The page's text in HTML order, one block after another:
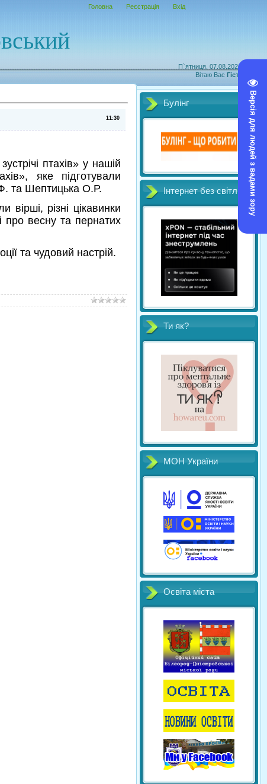
Версія для людей з вадами зору
П`ятниця, 07.08.2026, 01:44
Вітаю Вас Гість
Головна Реєстрація Вхід
11:30
птахів» у нашій
яке підготували
та Шептицька О.Р.
вірші, різні цікавинки
про весну та пернатих
та чудовий настрій.
Булінг
Інтернет без світл
Ти як?
МОН України
Освіта міста